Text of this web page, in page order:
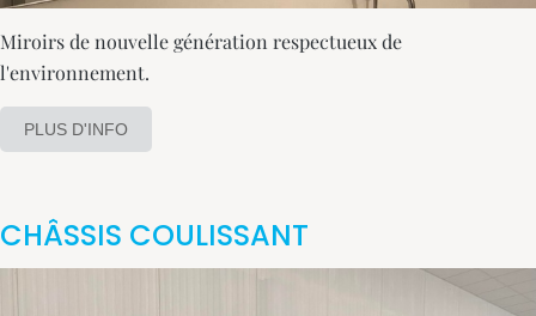
Miroirs de nouvelle génération respectueux de
l'environnement.
PLUS D'INFO
CHÂSSIS COULISSANT